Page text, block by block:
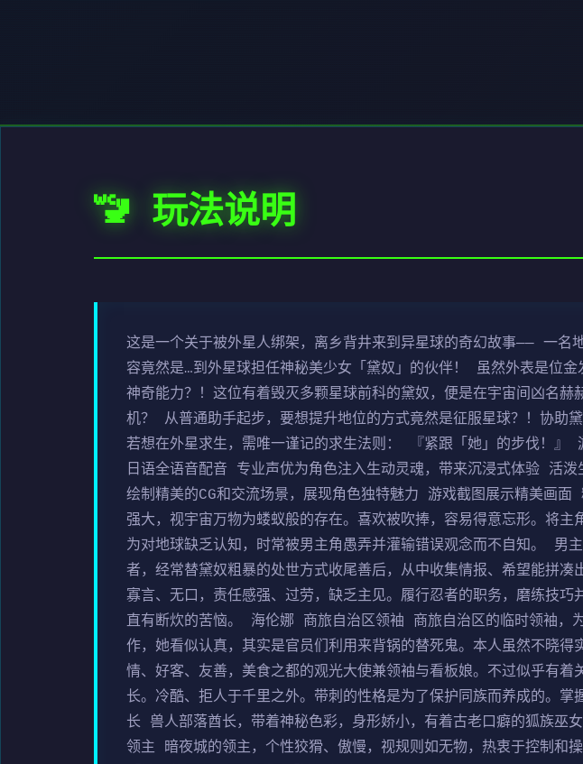
🚾 玩法说明
这是一个关于被外星人绑架，离乡背井来到异星球的奇幻故事—— 一名
容竟然是…到外星球担任神秘美少女「黛奴」的伙伴！ 虽然外表是位
神奇能力？！这位有着毁灭多颗星球前科的黛奴，便是在宇宙间凶名
机？ 从普通助手起步，要想提升地位的方式竟然是征服星球？！协助
若想在外星求生，需唯一谨记的求生法则： 『紧跟「她」的步伐！
日语全语音配音 专业声优为角色注入生动灵魂，带来沉浸式体验 活
绘制精美的CG和交流场景，展现角色独特魅力 游戏截图展示精美画
强大，视宇宙万物为蝼蚁般的存在。喜欢被吹捧，容易得意忘形。将
为对地球缺乏认知，时常被男主角愚弄并灌输错误观念而不自知。
者，经常替黛奴粗暴的处世方式收尾善后，从中收集情报、希望能拼
寡言、无口，责任感强、过劳，缺乏主见。履行忍者的职务，磨练技
直有断炊的苦恼。 海伦娜 商旅自治区领袖 商旅自治区的临时领袖，
作，她看似认真，其实是官员们利用来背锅的替死鬼。本人虽然不晓
情、好客、友善，美食之都的观光大使兼领袖与看板娘。不过似乎有
长。冷酷、拒人于千里之外。带刺的性格是为了保护同族而养成的。
长 兽人部落酋长，带着神秘色彩，身形娇小，有着古老口癖的狐族
领主 暗夜城的领主，个性狡猾、傲慢，视规则如无物，热衷于控制和